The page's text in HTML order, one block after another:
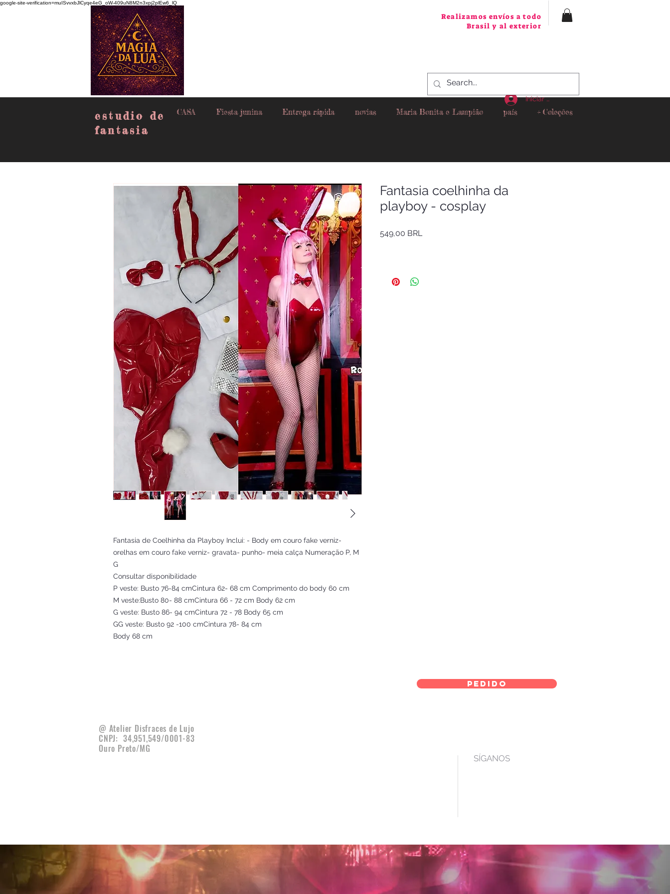
google-site-verification=muISvvxbJlCyqe4eG_oW-409uN8M2n3xpj2plEw6_lQ
Realizamos envíos a todo
Brasil y al exterior
estudio de
fantasia
CASA Fiesta junina Entrega rápida novias Maria Bonita e Lampião país + Coleções
Iniciar sesión
Fantasia de Coelhinha da Playboy Inclui: - Body em couro fake verniz-
orelhas em couro fake verniz- gravata- punho- meia calça Numeração P, M
G
Consultar disponibilidade
P veste: Busto 76-84 cmCintura 62- 68 cm Comprimento do body 60 cm
M veste:Busto 80- 88 cmCintura 66 - 72 cm Body 62 cm
G veste: Busto 86- 94 cmCintura 72 - 78 Body 65 cm
GG veste: Busto 92 -100 cmCintura 78- 84 cm
Body 68 cm
Fantasia coelhinha da
playboy - cosplay
549,00 BRL
pedido
@ Atelier Disfraces de Lujo
CNPJ: 34,951,549/0001-83
Ouro Preto/MG
SÍGANOS